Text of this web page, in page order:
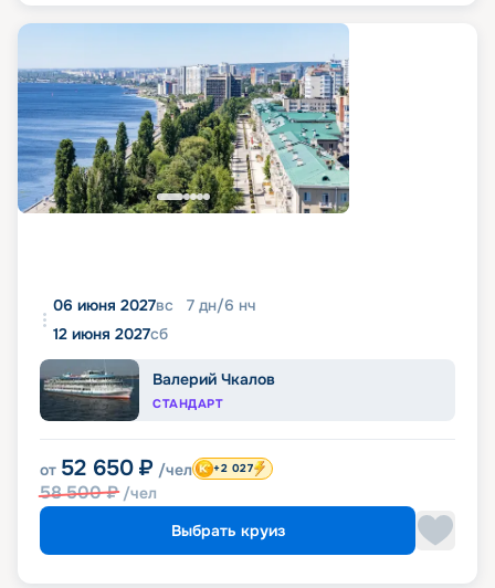
06 июня 2027вс 7 дн/6 нч
12 июня 2027сб
Валерий Чкалов
СТАНДАРТ
от 52 650 ₽ /чел
58 500₽ /чел
+2 027
Выбрать круиз